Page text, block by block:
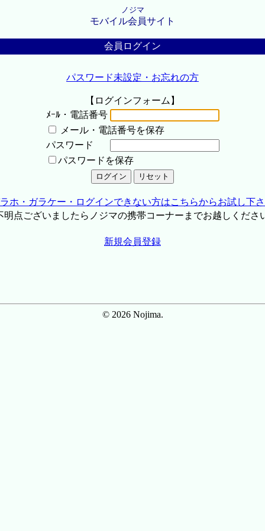
ノジマ
モバイル会員サイト
会員ログイン
パスワード未設定・お忘れの方
【ログインフォーム】
ﾒｰﾙ・電話番号
メール・電話番号を保存
パスワード
パスワードを保存
ホ・ガラケー・ログインできない方はこちらからお試し下
点ございましたらノジマの携帯コーナーまでお越しくださ
新規会員登録
© 2026 Nojima.